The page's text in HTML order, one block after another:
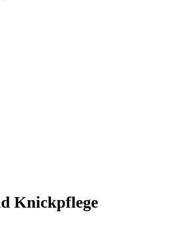
Knickpflege